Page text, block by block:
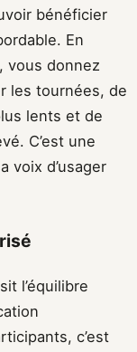
bénéficier
En
vous donnez
les tournées, de
lents et de
C’est une
voix d’usager
l’équilibre
c’est